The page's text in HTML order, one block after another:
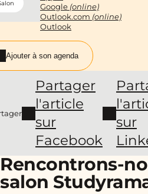
Ajouter à son agenda
Google (online)
Outlook.com (online)
Outlook
Partager
l'article
sur
Facebook
sur
Rencontrons-
salon